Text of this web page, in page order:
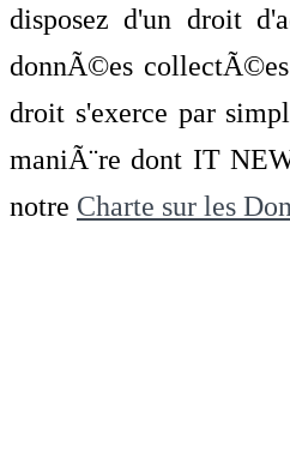
disposez d'un droit
donnÃ©es
droit s'exerce par
maniÃ¨re dont IT
notre Charte sur les